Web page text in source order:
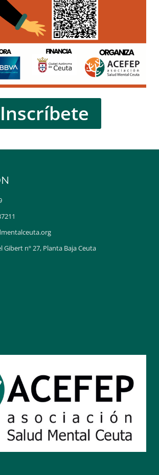
Inscríbete
Gibert nº 27, Planta Baja Ceuta